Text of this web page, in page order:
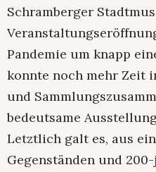
Schramberger
Pandemie um knapp
konnte noch mehr Zeit
und
bedeutsame
Letztlich galt es, aus
Gegenständen und